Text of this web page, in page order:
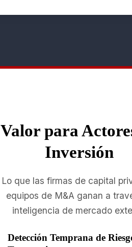
Valor para
Inversión
Lo que las firmas de capital
equipos de M&A ganan a
inteligencia de mercado
Detección Temprana de